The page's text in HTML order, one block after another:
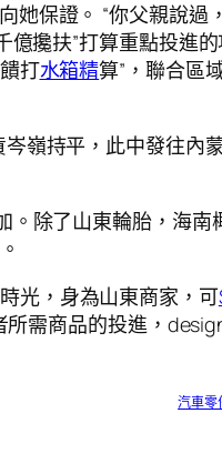
她保證。 “你父親說過
攙扶”打算重點投進的
打水箱精算”，聯合區
嶺持平，此中發往內
。除了山東輪胎，海南
光，身為山東商家，可
需商品的投進，
汽車零